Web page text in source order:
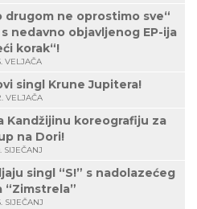
drugom ne oprostimo sve“
nedavno objavljenog EP-ija
korak“!
VELJAČA
singl Krune Jupitera!
VELJAČA
Kandžijinu koreografiju za
na Dori!
SIJEČANJ
singl “S!” s nadolazećeg
“Zimstrela”
SIJEČANJ